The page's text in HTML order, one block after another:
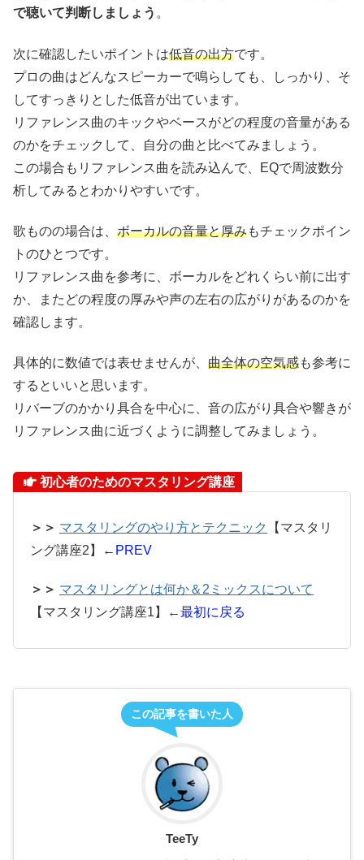
で聴いて判断しましょう 。
次に確認したいポイントは低音の出方です。
プロの曲はどんなスピーカーで鳴らしても、しっかり、そ
してすっきりとした低音が出ています。
リファレンス曲のキックやベースがどの程度の音量がある
のかをチェックして、自分の曲と比べてみましょう。
この場合もリファレンス曲を読み込んで、EQで周波数分
析してみるとわかりやすいです。
歌ものの場合は、 ボーカルの音量と厚みもチェックポイン
トのひとつです。
リファレンス曲を参考に、ボーカルをどれくらい前に出す
か、またどの程度の厚みや声の左右の広がりがあるのかを
確認します。
具体的に数値では表せませんが、 曲全体の空気感も参考に
するといいと思います。
リバーブのかかり具合を中心に、音の広がり具合や響きが
リファレンス曲に近づくように調整してみましょう。
初心者のためのマスタリング講座
＞＞ マスタリングのやり方とテクニック
【マスタリ
ング講座2】← PREV
＞＞ マスタリングとは何か＆2ミックスについて
【マスタリング講座1】←最初に戻る
この記事を書いた人
TeeTy